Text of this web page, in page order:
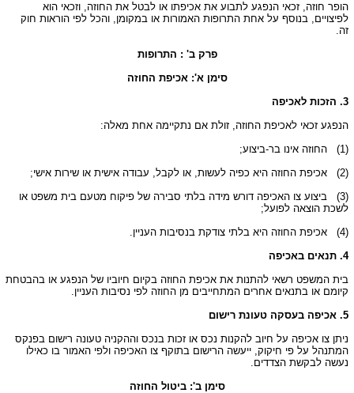
הופר חוזה, זכאי הנפגע לתבוע את אכיפתו או לבטל את החוזה, וזכאי הוא
לפיצויים, בנוסף על אחת התרופות האמורות או במקומן, והכל לפי הוראות חוק
זה.
פרק ב' : התרופות
סימן א': אכיפת החוזה
3. הזכות לאכיפה
הנפגע זכאי לאכיפת החוזה, זולת אם נתקיימה אחת מאלה:
(1)
החוזה אינו בר-ביצוע;
(2)
אכיפת החוזה היא כפיה לעשות, או לקבל, עבודה אישית או שירות אישי;
(3)
ביצוע צו האכיפה דורש מידה בלתי סבירה של פיקוח מטעם בית משפט או
לשכת הוצאה לפועל;
(4)
אכיפת החוזה היא בלתי צודקת בנסיבות העניין.
4. תנאים באכיפה
בית המשפט רשאי להתנות את אכיפת החוזה בקיום חיוביו של הנפגע או בהבטחת
קיומם או בתנאים אחרים המתחייבים מן החוזה לפי נסיבות העניין.
5. אכיפה בעסקה טעונת רישום
ניתן צו אכיפה על חיוב להקנות נכס או זכות בנכס וההקניה טעונה רישום בפנקס
המתנהל על פי חיקוק, ייעשה הרישום בתוקף צו האכיפה ולפי האמור בו כאילו
נעשה לבקשת הצדדים.
סימן ב': ביטול החוזה